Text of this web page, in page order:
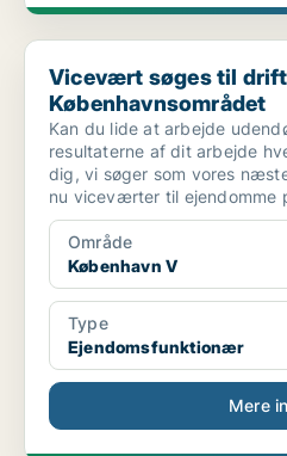
Vicevært søges til drift i
Vicevært søges til
Københavnsområdet
Kan du lide at arbejde
resultaterne af dit arbejde
dig, vi søger som vores
nu viceværter til ejendomme
Område
København V
Type
Ejendomsfunktionær
Mere